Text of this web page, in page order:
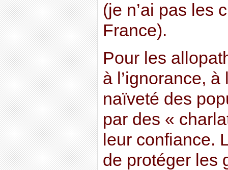
(je n’ai pas les
France).
Pour les
à l’ignorance,
naïveté des
par des «
leur confiance.
de protéger les